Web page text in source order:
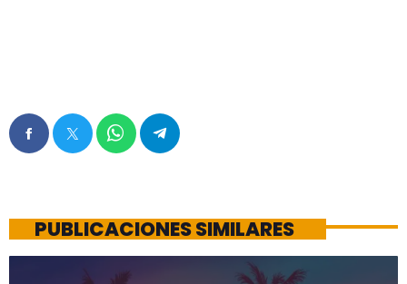
PUBLICACIONES SIMILARES